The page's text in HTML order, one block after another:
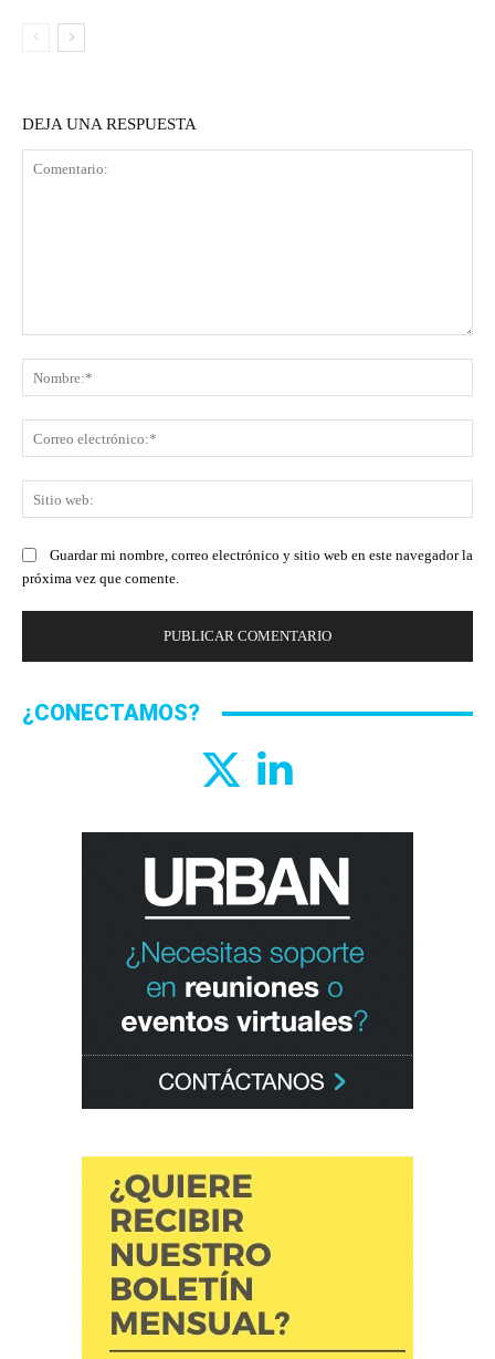
DEJA UNA RESPUESTA
Guardar mi nombre, correo electrónico y sitio web en este navegador la
próxima vez que comente.
¿CONECTAMOS?